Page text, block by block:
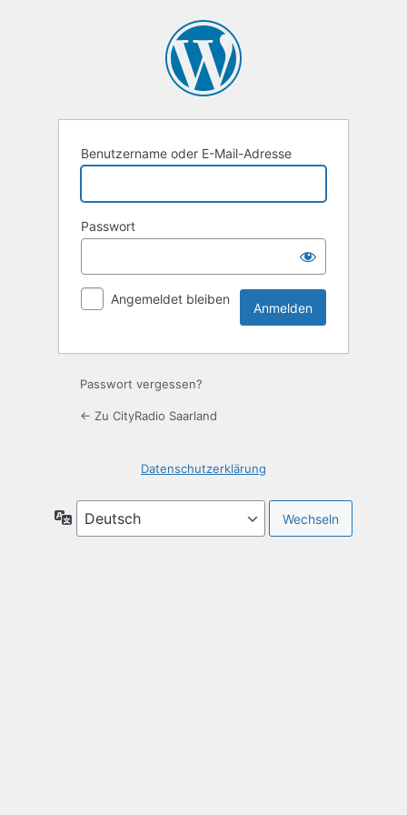
Benutzername oder E-Mail-Adresse
Passwort
Angemeldet bleiben
Passwort vergessen?
← Zu CityRadio Saarland
Datenschutzerklärung
Sprache